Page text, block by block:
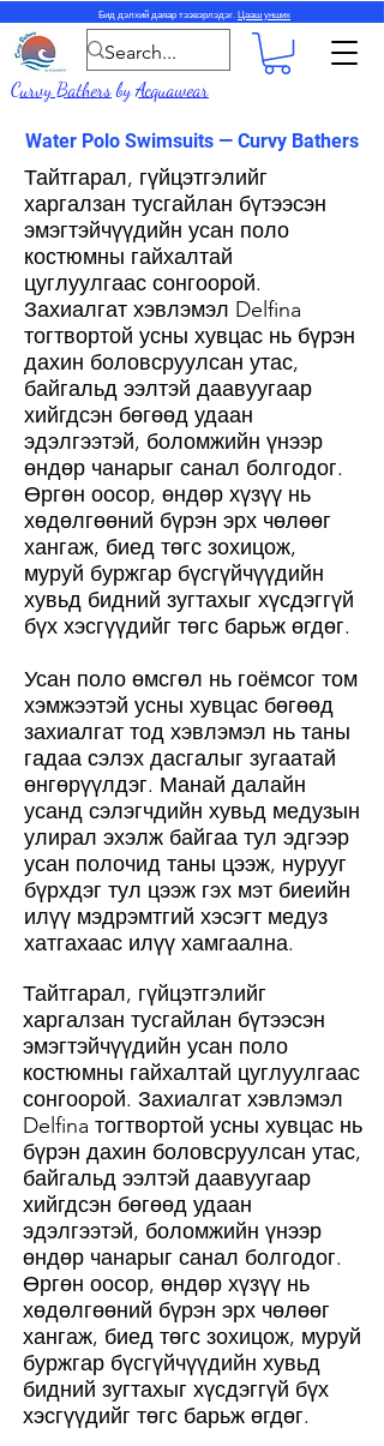
Бид дэлхий даяар тээвэрлэдэг. Цааш унших
Curvy BathersbyAcquawear
Water Polo Swimsuits — Curvy Bathers
Тайтгарал, гүйцэтгэлийг
харгалзан тусгайлан бүтээсэн
эмэгтэйчүүдийн усан поло
костюмны гайхалтай
цуглуулгаас сонгоорой.
Захиалгат хэвлэмэл Delfina
тогтвортой усны хувцас нь бүрэн
дахин боловсруулсан утас,
байгальд ээлтэй даавуугаар
хийгдсэн бөгөөд удаан
эдэлгээтэй, боломжийн үнээр
өндөр чанарыг санал болгодог.
Өргөн оосор, өндөр хүзүү нь
хөдөлгөөний бүрэн эрх чөлөөг
хангаж, биед төгс зохицож,
муруй буржгар бүсгүйчүүдийн
хувьд бидний зугтахыг хүсдэггүй
бүх хэсгүүдийг төгс барьж өгдөг.
Усан поло өмсгөл нь гоёмсог том
хэмжээтэй усны хувцас бөгөөд
захиалгат тод хэвлэмэл нь таны
гадаа сэлэх дасгалыг зугаатай
өнгөрүүлдэг. Манай далайн
усанд сэлэгчдийн хувьд медузын
улирал эхэлж байгаа тул эдгээр
усан полочид таны цээж, нурууг
бүрхдэг тул цээж гэх мэт биеийн
илүү мэдрэмтгий хэсэгт медуз
хатгахаас илүү хамгаална.
Тайтгарал, гүйцэтгэлийг
харгалзан тусгайлан бүтээсэн
эмэгтэйчүүдийн усан поло
костюмны гайхалтай цуглуулгаас
сонгоорой. Захиалгат хэвлэмэл
Delfina тогтвортой усны хувцас нь
бүрэн дахин боловсруулсан утас,
байгальд ээлтэй даавуугаар
хийгдсэн бөгөөд удаан
эдэлгээтэй, боломжийн үнээр
өндөр чанарыг санал болгодог.
Өргөн оосор, өндөр хүзүү нь
хөдөлгөөний бүрэн эрх чөлөөг
хангаж, биед төгс зохицож, муруй
буржгар бүсгүйчүүдийн хувьд
бидний зугтахыг хүсдэггүй бүх
хэсгүүдийг төгс барьж өгдөг.